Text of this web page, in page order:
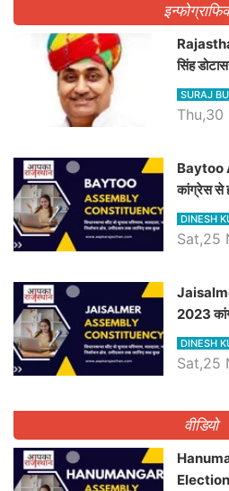
सिंह
विचार
SURAJ
Baytoo
कांग्रेस से
भाजपा
सीट के
DINESH
Sat,25
2023
भाटी होंगे
DINESH
Sat,25
वीडियो
Election